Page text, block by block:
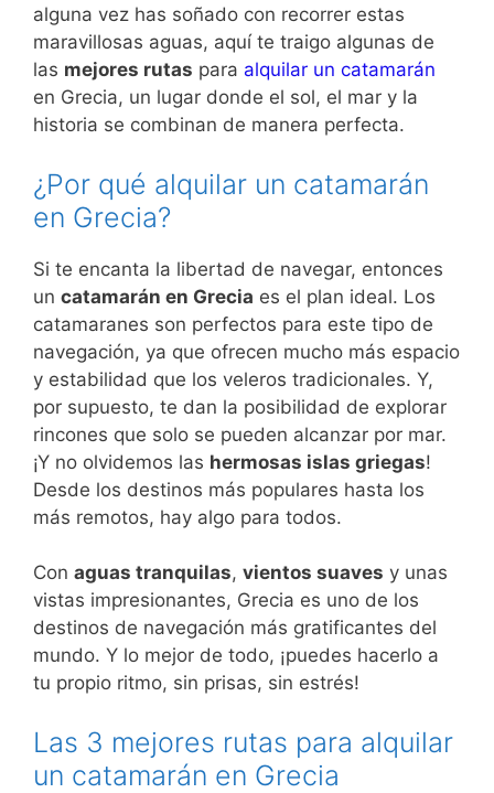
alguna vez has soñado con recorrer estas
maravillosas aguas, aquí te traigo algunas de
las mejores rutas para alquilar un catamarán
en Grecia, un lugar donde el sol, el mar y la
historia se combinan de manera perfecta.
¿Por qué alquilar un catamarán
en Grecia?
Si te encanta la libertad de navegar, entonces
un catamarán en Grecia es el plan ideal. Los
catamaranes son perfectos para este tipo de
navegación, ya que ofrecen mucho más espacio
y estabilidad que los veleros tradicionales. Y,
por supuesto, te dan la posibilidad de explorar
rincones que solo se pueden alcanzar por mar.
¡Y no olvidemos las hermosas islas griegas!
Desde los destinos más populares hasta los
más remotos, hay algo para todos.
Con aguas tranquilas, vientos suaves y unas
vistas impresionantes, Grecia es uno de los
destinos de navegación más gratificantes del
mundo. Y lo mejor de todo, ¡puedes hacerlo a
tu propio ritmo, sin prisas, sin estrés!
Las 3 mejores rutas para alquilar
un catamarán en Grecia